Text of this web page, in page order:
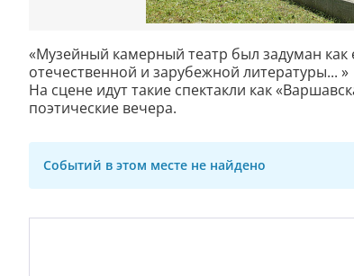
«Музейный камерный театр был задуман
отечествен­ной и зарубежной литературы... »
На сцене идут такие спектакли как
поэтические вечера.
Событий в этом месте не найдено